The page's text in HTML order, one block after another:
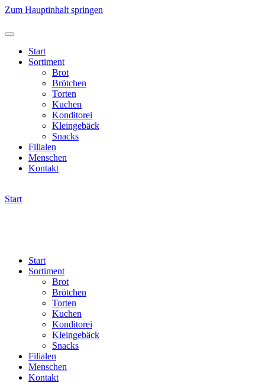
Zum Hauptinhalt springen
Start
Sortiment
Brot
Brötchen
Torten
Kuchen
Konditorei
Kleingebäck
Snacks
Filialen
Menschen
Kontakt
Start
Start
Sortiment
Brot
Brötchen
Torten
Kuchen
Konditorei
Kleingebäck
Snacks
Filialen
Menschen
Kontakt